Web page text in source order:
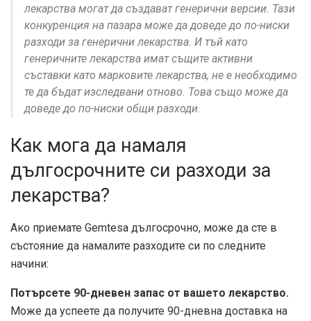
лекарства могат да създават генерични версии. Тази
конкуренция на пазара може да доведе до по-ниски
разходи за генерични лекарства. И тъй като
генеричните лекарства имат същите активни
съставки като марковите лекарства, не е необходимо
те да бъдат изследвани отново. Това също може да
доведе до по-ниски общи разходи.
Как мога да намаля
дългосрочните си разходи за
лекарства?
Ако приемате Gemtesa дългосрочно, може да сте в
състояние да намалите разходите си по следните
начини:
Потърсете 90-дневен запас от вашето лекарство.
Може да успеете да получите 90-дневна доставка на